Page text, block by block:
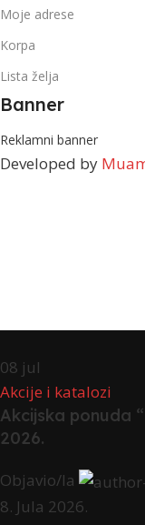
Moje adrese
Korpa
Lista želja
Banner
Reklamni banner
Developed by
08 jul
Akcije i katalozi
Akcijska ponuda
2026.
Objavio/la
8. Jula 2026.